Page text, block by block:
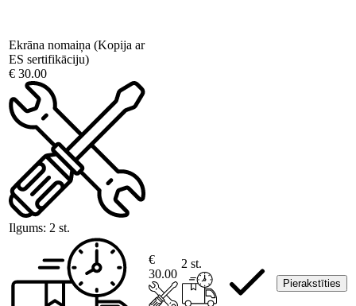
Ekrāna nomaiņa (Kopija ar
ES sertifikāciju)
€ 30.00
Ilgums: 2 st.
€
30.00
2 st.
Pierakstīties